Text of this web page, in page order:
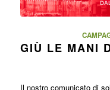
GIÙ LE MANI
Il nostro comunicato di